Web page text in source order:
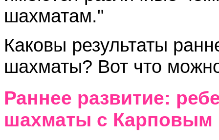
шахматам."
Каковы результаты
шахматы? Вот что
Раннее развитие:
шахматы с Карповым